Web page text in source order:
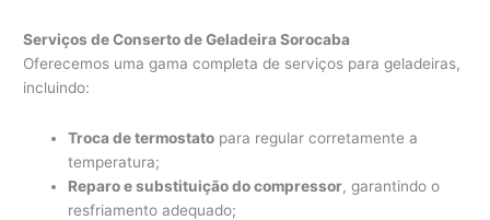
Serviços de Conserto de Geladeira Sorocaba
Oferecemos uma gama completa de serviços para geladeiras,
incluindo:
Troca de termostato para regular corretamente a
temperatura;
Reparo e substituição do compressor, garantindo o
resfriamento adequado;